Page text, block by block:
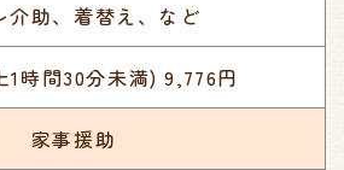
介助、着替え、など
1時間30分未満) 9,776円
家事援助